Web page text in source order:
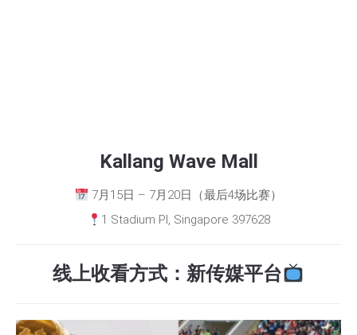
Kallang Wave Mall
7月15日 – 7月20日（最后4场比赛）
1 Stadium Pl, Singapore 397628
线上收看方式：新传媒平台